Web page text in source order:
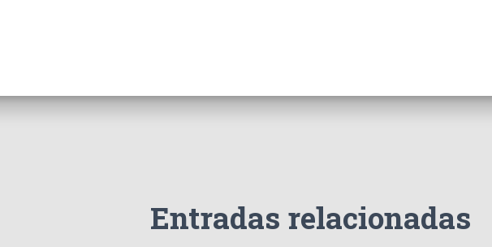
Entradas relacionadas